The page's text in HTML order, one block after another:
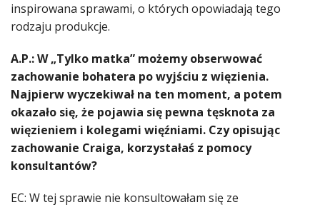
inspirowana sprawami, o których opowiadają tego
rodzaju produkcje.
A.P.: W „Tylko matka” możemy obserwować
zachowanie bohatera po wyjściu z więzienia.
Najpierw wyczekiwał na ten moment, a potem
okazało się, że pojawia się pewna tęsknota za
więzieniem i kolegami więźniami. Czy opisując
zachowanie Craiga, korzystałaś z pomocy
konsultantów?
EC: W tej sprawie nie konsultowałam się ze